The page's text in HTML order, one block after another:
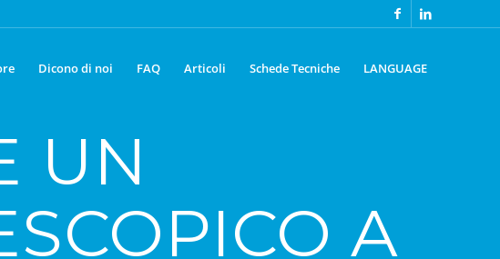
Dicono di noi FAQ Articoli Schede Tecniche LANGUAGE
UN
A